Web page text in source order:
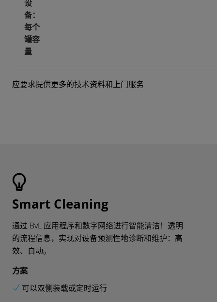
设
备：
每个
罐容
量
应要求提供更多的技术资料和上门服务
Smart Cleaning
通过 BvL 应用程序和数字网络进行智能清洁！透明
的流程信息，实现对设备预测性地诊断和维护：高
效、自动。
方案
可以双侧装载或定时运行